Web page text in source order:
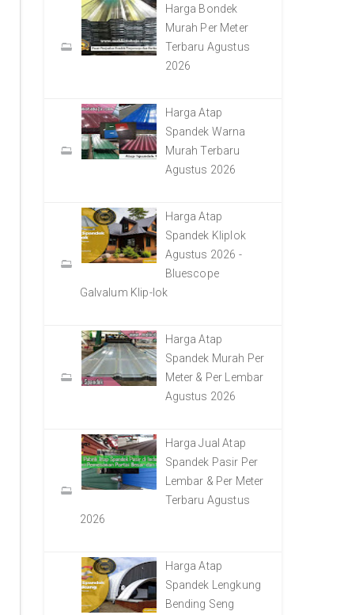
Harga Bondek
Murah Per Meter
Terbaru Agustus
2026
Harga Atap
Spandek Warna
Murah Terbaru
Agustus 2026
Harga Atap
Spandek Kliplok
Agustus 2026 -
Bluescope
Galvalum Klip-lok
Harga Atap
Spandek Murah Per
Meter & Per Lembar
Agustus 2026
Harga Jual Atap
Spandek Pasir Per
Lembar & Per Meter
Terbaru Agustus
2026
Harga Atap
Spandek Lengkung
Bending Seng